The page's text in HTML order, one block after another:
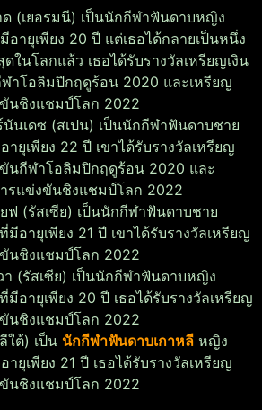
ด (เยอรมนี) เป็นนักกีฬาฟันดาบหญิง
อายุเพียง 20 ปี แต่เธอได้กลายเป็นหนึ่ง
ในโลกแล้ว เธอได้รับรางวัลเหรียญเงิน
าโอลิมปิกฤดูร้อน 2020 และเหรียญ
นชิงแชมป์โลก 2022
นเดซ (สเปน) เป็นนักกีฬาฟันดาบชาย
ายุเพียง 22 ปี เขาได้รับรางวัลเหรียญ
นกีฬาโอลิมปิกฤดูร้อน 2020 และ
รแข่งขันชิงแชมป์โลก 2022
ฟ (รัสเซีย) เป็นนักกีฬาฟันดาบชาย
มีอายุเพียง 21 ปี เขาได้รับรางวัลเหรียญ
นชิงแชมป์โลก 2022
า (รัสเซีย) เป็นนักกีฬาฟันดาบหญิง
มีอายุเพียง 20 ปี เธอได้รับรางวัลเหรียญ
นชิงแชมป์โลก 2022
ใต้) เป็น นักกีฬาฟันดาบเกาหลี หญิง
ายุเพียง 21 ปี เธอได้รับรางวัลเหรียญ
นชิงแชมป์โลก 2022